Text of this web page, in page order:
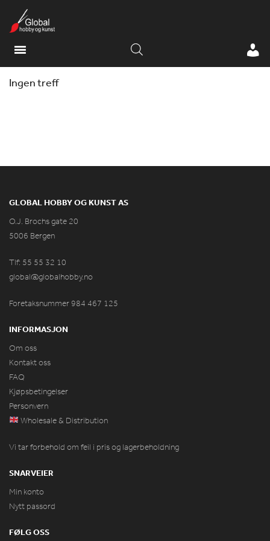
Ingen treff
GLOBAL HOBBY OG KUNST AS
O.J. Brochs gate 20
5006 Bergen
Tlf: 55 55 32 10
global@globalhobby.no
Foretaksnummer 984 467 125
INFORMASJON
Om oss
Kontakt oss
FAQ
Kjøpsbetingelser
Personvern
Wholesale & Distribution
Vi tar forbehold om feil i pris og lagerbeholdning
SNARVEIER
Min konto
Nytt passord
FØLG OSS